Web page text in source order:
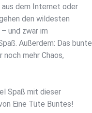
dem Internet oder
den wildesten
und zwar im
Außerdem: Das bunte
mehr Chaos,
Spaß mit dieser
Eine Tüte Buntes!